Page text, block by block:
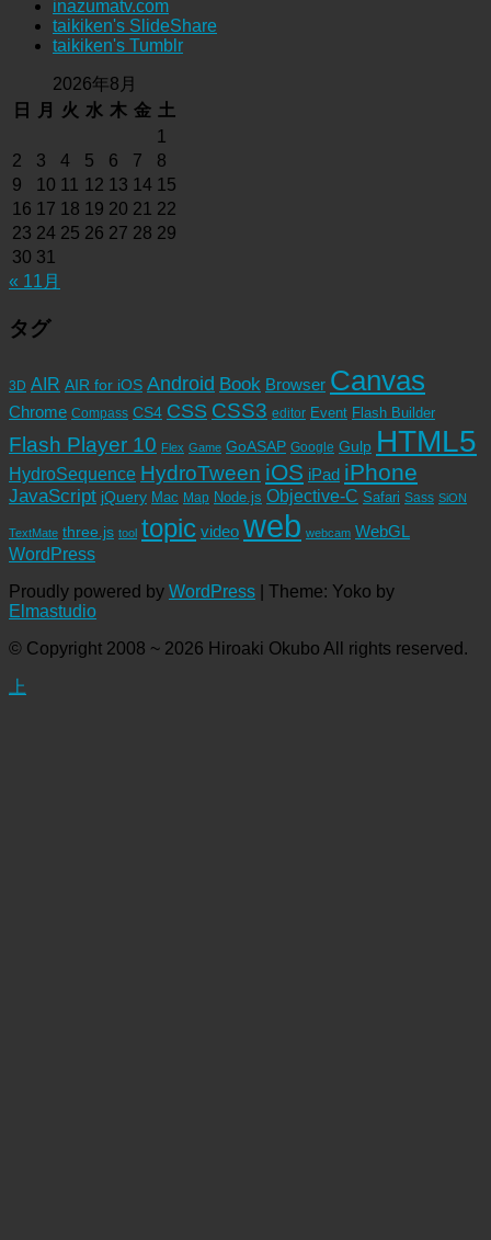
inazumatv.com
taikiken's SlideShare
taikiken's Tumblr
2026年8月
日
月 火 水 木 金 土
1
2
3 4 5 6 7
8
9
10 11 12 13 14 15
16 17 18 19 20 21 22
23 24 25 26 27 28 29
30 31
« 11月
タグ
3D AIR AIR for iOS Android Book Browser Canvas
Chrome Compass CS4 CSS CSS3 editor Event Flash Builder
Flash Player 10 Flex Game GoASAP Google Gulp HTML5
HydroSequence HydroTween iOS iPad iPhone
JavaScript jQuery Mac Map Node.js Objective-C Safari Sass SiON
TextMate three.js tool topic video web webcam WebGL
WordPress
Proudly powered by WordPress
Theme: Yoko by
Elmastudio
© Copyright 2008 ~ 2026 Hiroaki Okubo All rights reserved.
上